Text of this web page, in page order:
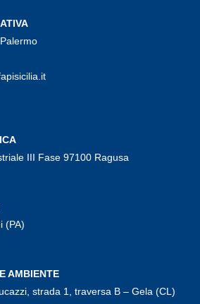
III Fase 97100 Ragusa
(PA)
AMBIENTE
strada 1, traversa B – Gela (CL)